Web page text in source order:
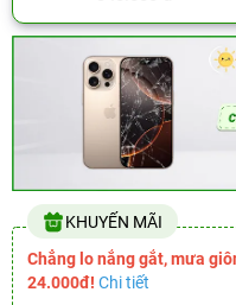
KHUYẾN MÃI
Chẳng lo nắng gắt, mưa
24.000đ! Chi tiết